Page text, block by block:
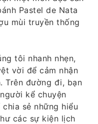
Pastel de Nata
mùi truyền thống
tôi nhanh nhẹn,
vời để cảm nhận
Trên đường đi, bạn
kể chuyện
sẻ những hiểu
các sự kiện lịch